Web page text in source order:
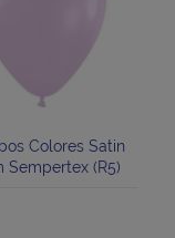
Colores Satin
Sempertex (R5)